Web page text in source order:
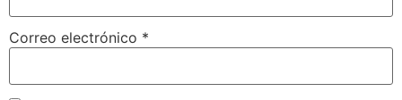
Correo electrónico *